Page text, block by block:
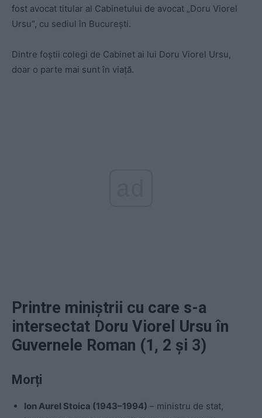
fost avocat titular al Cabinetului de avocat „Doru Viorel
Ursu”, cu sediul în Bucureşti.
Dintre foștii colegi de Cabinet ai lui Doru Viorel Ursu,
doar o parte mai sunt în viață.
Printre miniștrii cu care s-a
intersectat Doru Viorel Ursu în
Guvernele Roman (1, 2 și 3)
Morți
Ion Aurel Stoica (1943–1994) – ministru de stat,